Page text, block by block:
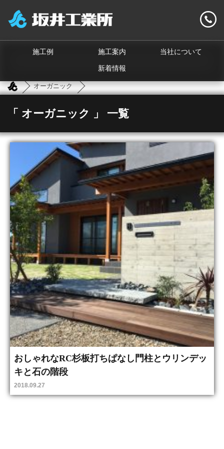
施工例 施工案内 当社について
新着情報
オーガニック
「 オーガニック 」 一覧
おしゃれなRC杉板打ちぱなし門柱とウリンデッ
キと石の階段
2018.09.27